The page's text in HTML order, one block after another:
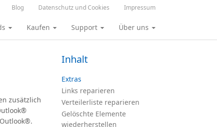
Kaufen Support Über uns
Blog Datenschutz und Cookies Impressum
zusätzlich
Inhalt
Extras
Links reparieren
Verteilerliste reparieren
Gelöschte Elemente
wiederherstellen